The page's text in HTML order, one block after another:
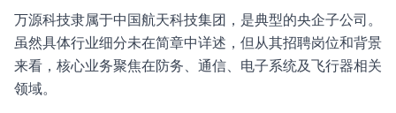
万源科技隶属于中国航天科技集团，是典型的央企子公司。
虽然具体行业细分未在简章中详述，但从其招聘岗位和背景
来看，核心业务聚焦在防务、通信、电子系统及飞行器相关
领域。